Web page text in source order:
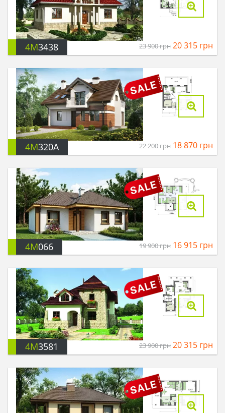
4M3438 23 900грн 20 315 грн
4M320A 22 200грн 18 870 грн
4M066 19 900грн 16 915 грн
4M3581 23 900грн 20 315 грн